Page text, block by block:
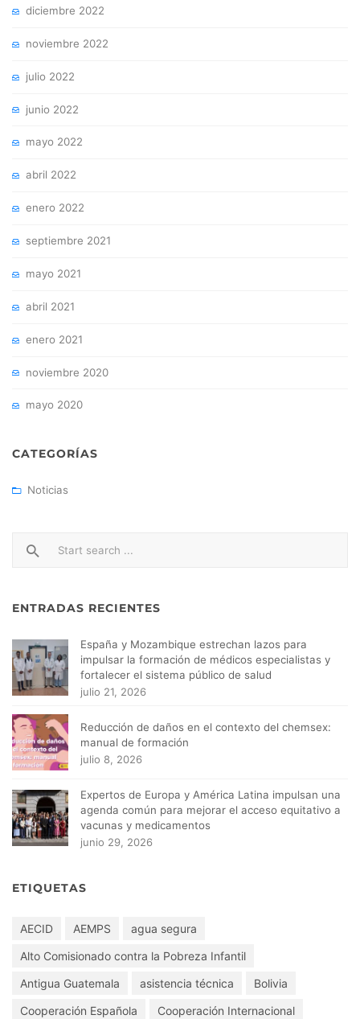
diciembre 2022
noviembre 2022
julio 2022
junio 2022
mayo 2022
abril 2022
enero 2022
septiembre 2021
mayo 2021
abril 2021
enero 2021
noviembre 2020
mayo 2020
CATEGORÍAS
Noticias
ENTRADAS RECIENTES
España y Mozambique estrechan lazos para
impulsar la formación de médicos especialistas y
fortalecer el sistema público de salud
julio 21, 2026
Reducción de daños en el contexto del chemsex:
manual de formación
julio 8, 2026
Expertos de Europa y América Latina impulsan una
agenda común para mejorar el acceso equitativo a
vacunas y medicamentos
junio 29, 2026
ETIQUETAS
AECID AEMPS
agua segura
Alto Comisionado contra la Pobreza Infantil
Antigua Guatemala
asistencia técnica
Bolivia
Cooperación Española
Cooperación Internacional